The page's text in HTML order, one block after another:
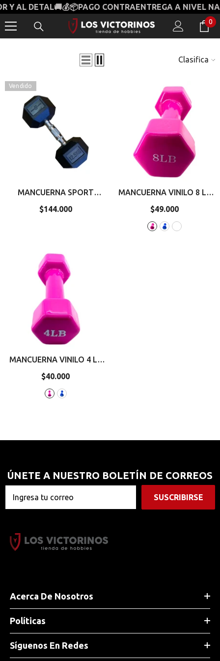
SALTAR AL CONTENIDO
AL DETAL🚚💰📦PAGO CONTRAENTREGA A NIVEL
00
Clasificar
Vendido
MANCUERNA SPORT
FITNESS 12 5 KG
HEXAGONAL
Precio
$144.000
MANCUERNA VINILO 8 LB
VTR 57- Azul
Precio
regular
$49.000
MANCUERNA VINILO 4 LB
VTR 55- Rosado
Precio
regular
$40.000
ÚNETE A NUESTRO BOLETÍN DE CORREOS
SUSCRIBIRSE
Acerca De Nosotros
Políticas
Síguenos En Redes